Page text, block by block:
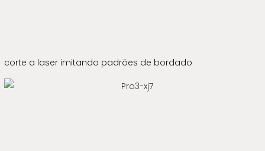
corte a laser imitando padrões de bordado